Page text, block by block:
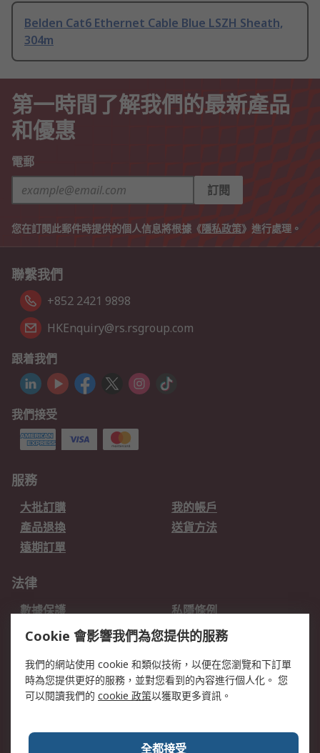
Belden Cat6 Ethernet Cable Blue LSZH Sheath,
304m
第一時間了解我們的最新產品
和優惠
電郵
訂閱
您在訂閱此郵件時提供的個人信息將根據《隱私政策》進行處理。
聯繫我們
+852 2421 9898
HKEnquiry@rs.rsgroup.com
跟着我們
我們接受
服務
大批訂購
我的帳戶
產品退換
送貨方法
遠期訂單
法律
數據保護
私隱條例
網站條款
郵件安全
關於RS
全球辦事處
加入我們
Cookie 會影響我們為您提供的服務
我們的網站使用 cookie 和類似技術，以便在您瀏覽和下訂單
時為您提供更好的服務，並對您看到的內容進行個人化。 您
可以閱讀我們的 cookie 政策以獲取更多資訊。
全都接受